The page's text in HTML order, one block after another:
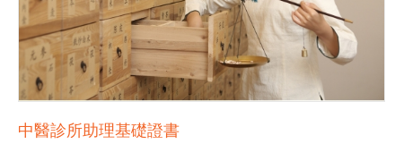
中醫診所助理基礎證書